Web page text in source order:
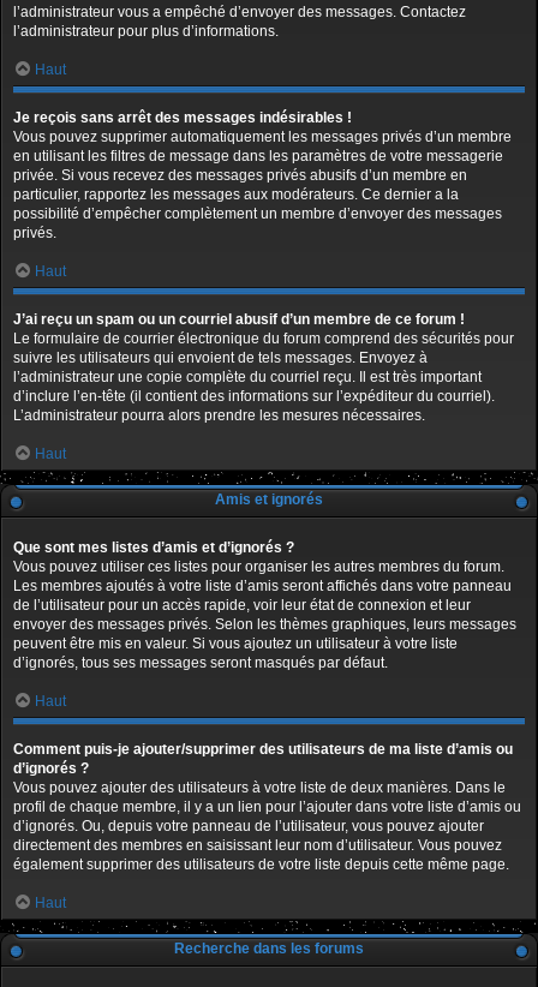
l’administrateur vous a empêché d’envoyer des messages. Contactez
l’administrateur pour plus d’informations.
Haut
Je reçois sans arrêt des messages indésirables !
Vous pouvez supprimer automatiquement les messages privés d’un membre
en utilisant les filtres de message dans les paramètres de votre messagerie
privée. Si vous recevez des messages privés abusifs d’un membre en
particulier, rapportez les messages aux modérateurs. Ce dernier a la
possibilité d’empêcher complètement un membre d’envoyer des messages
privés.
Haut
J’ai reçu un spam ou un courriel abusif d’un membre de ce forum !
Le formulaire de courrier électronique du forum comprend des sécurités pour
suivre les utilisateurs qui envoient de tels messages. Envoyez à
l’administrateur une copie complète du courriel reçu. Il est très important
d’inclure l’en-tête (il contient des informations sur l’expéditeur du courriel).
L’administrateur pourra alors prendre les mesures nécessaires.
Haut
Amis et ignorés
Que sont mes listes d’amis et d’ignorés ?
Vous pouvez utiliser ces listes pour organiser les autres membres du forum.
Les membres ajoutés à votre liste d’amis seront affichés dans votre panneau
de l’utilisateur pour un accès rapide, voir leur état de connexion et leur
envoyer des messages privés. Selon les thèmes graphiques, leurs messages
peuvent être mis en valeur. Si vous ajoutez un utilisateur à votre liste
d’ignorés, tous ses messages seront masqués par défaut.
Haut
Comment puis-je ajouter/supprimer des utilisateurs de ma liste d’amis ou
d’ignorés ?
Vous pouvez ajouter des utilisateurs à votre liste de deux manières. Dans le
profil de chaque membre, il y a un lien pour l’ajouter dans votre liste d’amis ou
d’ignorés. Ou, depuis votre panneau de l’utilisateur, vous pouvez ajouter
directement des membres en saisissant leur nom d’utilisateur. Vous pouvez
également supprimer des utilisateurs de votre liste depuis cette même page.
Haut
Recherche dans les forums